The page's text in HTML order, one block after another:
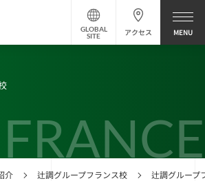
アクセス
GLOBAL
SITE
FRANCE
介 辻調グループフランス校 辻調グループ